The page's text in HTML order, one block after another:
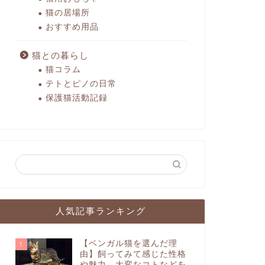
猫の居場所
おすすめ用品
猫との暮らし
猫コラム
テトとピノの日常
保護猫活動記録
人気記事ランキング
1
【ベンガル猫を選んだ理
由】飼ってみて感じた性格